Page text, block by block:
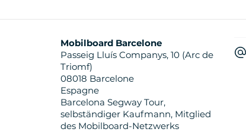
Mobilboard Barcelone
Passeig Lluís Companys, 10 (Arc de
Triomf)
08018 Barcelone
Espagne
Barcelona Segway Tour,
selbständiger Kaufmann, Mitglied
des Mobilboard-Netzwerks